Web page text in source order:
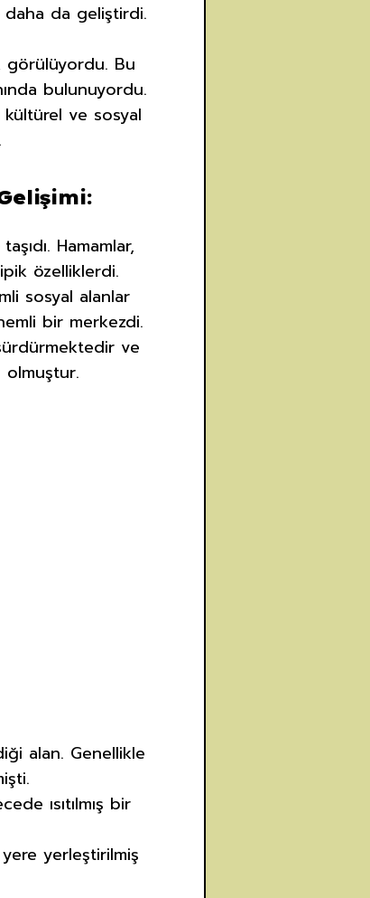
daha da geliştirdi.
görülüyordu. Bu
bulunuyordu.
kültürel ve sosyal
Hamamlar,
özelliklerdi.
sosyal alanlar
bir merkezdi.
ve
olmuştur.
alan. Genellikle
ısıtılmış bir
yerleştirilmiş